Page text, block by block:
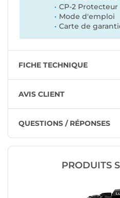
CP-2
Mode d'emploi
Carte de
FICHE TECHNIQUE
AVIS CLIENT
QUESTIONS / RÉPONSES
PRODUITS